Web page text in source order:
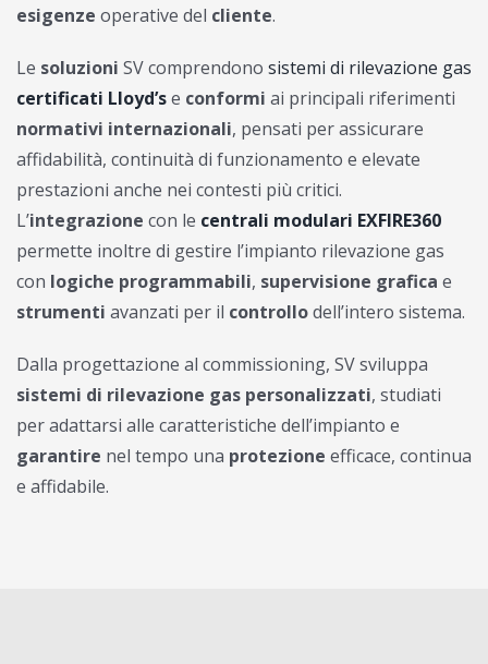
esigenze operative del cliente.
Le soluzioni SV comprendono sistemi di rilevazione gas
certificati Lloyd’se conformi ai principali riferimenti
normativi internazionali, pensati per assicurare
affidabilità, continuità di funzionamento e elevate
prestazioni anche nei contesti più critici.
L’integrazione con le centrali modulari EXFIRE360
permette inoltre di gestire l’impianto rilevazione gas
con logiche programmabili, supervisione grafica e
strumenti avanzati per il controllodell’intero sistema.
Dalla progettazione al commissioning, SV sviluppa
sistemi di rilevazione gas personalizzati, studiati
per adattarsi alle caratteristiche dell’impianto e
garantire nel tempo una protezione efficace, continua
e affidabile.